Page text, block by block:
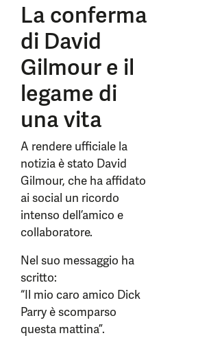
La conferma
di David
Gilmour e il
legame di
una vita
A rendere ufficiale la
notizia è stato David
Gilmour, che ha affidato
ai social un ricordo
intenso dell’amico e
collaboratore.
Nel suo messaggio ha
scritto:
“Il mio caro amico Dick
Parry è scomparso
questa mattina”.